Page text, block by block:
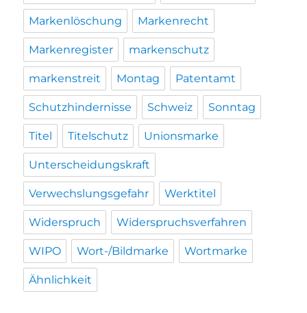
Markenlöschung Markenrecht
Markenregister markenschutz
markenstreit Montag Patentamt
Schutzhindernisse Schweiz Sonntag
Titel Titelschutz Unionsmarke
Unterscheidungskraft
Verwechslungsgefahr Werktitel
Widerspruch Widerspruchsverfahren
WIPO Wort-/Bildmarke Wortmarke
Ähnlichkeit